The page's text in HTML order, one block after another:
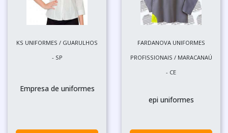
KS UNIFORMES / GUARULHOS
- SP
Empresa de uniformes
FARDANOVA UNIFORMES
PROFISSIONAIS / MARACANAÚ
- CE
epi uniformes